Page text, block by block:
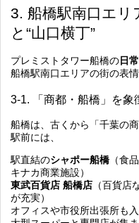
3. 船橋駅南口エ
と“山口横丁”
プレミストタワー船橋の日
船橋駅南口エリアの街の表
3-1. 「商都・船橋」を象
船橋は、古くから「千葉の
駅前には、
駅直結のシャポー船橋 （食
キナカ商業施設）
東武百貨店 船橋店 （百貨店
が充実）
オフィスや市役所出張所も